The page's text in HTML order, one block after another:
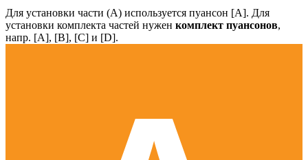
Для установки части (А) используется пуансон [А]. Для
установки комплекта частей нужен комплект пуансонов,
напр. [А], [B], [С] и [D].